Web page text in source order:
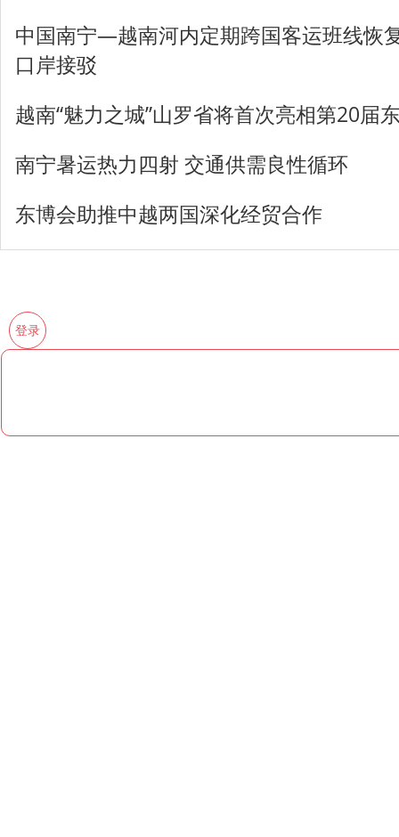
中国南宁—越南河内定期跨国客运班线恢
口岸接驳
越南“魅力之城”山罗省将首次亮相第20届
南宁暑运热力四射 交通供需良性循环
东博会助推中越两国深化经贸合作
登录